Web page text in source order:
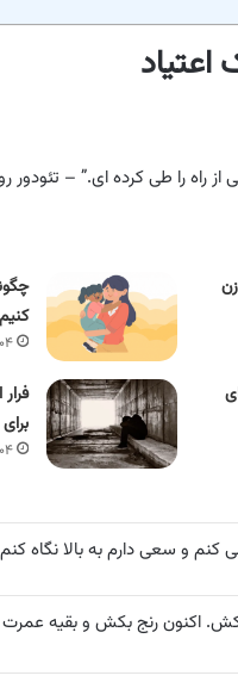
از راه را طی کرده ای.” – تئودور
با زن
کنیم؟/ ۵
و سعی دارم به بالا نگاه
اکنون رنج بکش و بقیه